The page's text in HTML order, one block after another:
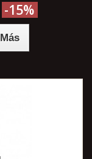
-15%
Más